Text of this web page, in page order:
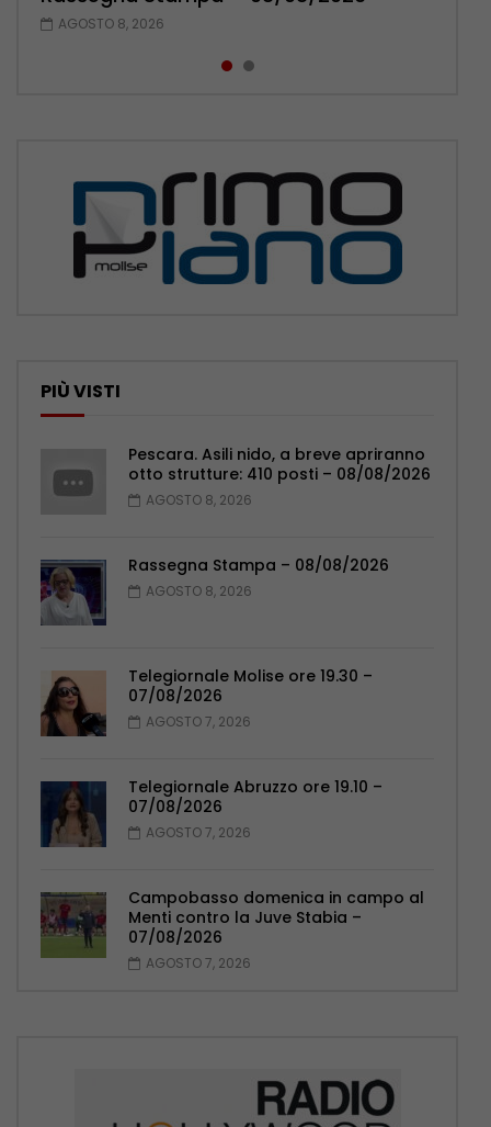
AGOSTO 8, 2026
AGOSTO 7, 2026
PIÙ VISTI
Pescara. Asili nido, a breve apriranno
otto strutture: 410 posti – 08/08/2026
AGOSTO 8, 2026
Rassegna Stampa – 08/08/2026
AGOSTO 8, 2026
Telegiornale Molise ore 19.30 –
07/08/2026
AGOSTO 7, 2026
Telegiornale Abruzzo ore 19.10 –
07/08/2026
AGOSTO 7, 2026
Campobasso domenica in campo al
Menti contro la Juve Stabia –
07/08/2026
AGOSTO 7, 2026